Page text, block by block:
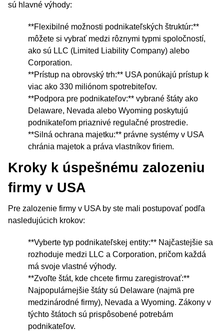
sú hlavné výhody:
**Flexibilné možnosti podnikateľských štruktúr:**
môžete si vybrať medzi rôznymi typmi spoločností,
ako sú LLC (Limited Liability Company) alebo
Corporation.
**Prístup na obrovský trh:** USA ponúkajú prístup k
viac ako 330 miliónom spotrebiteľov.
**Podpora pre podnikateľov:** vybrané štáty ako
Delaware, Nevada alebo Wyoming poskytujú
podnikateľom priaznivé regulačné prostredie.
**Silná ochrana majetku:** právne systémy v USA
chránia majetok a práva vlastníkov firiem.
Kroky k úspešnému zalozeniu
firmy v USA
Pre zalozenie firmy v USA by ste mali postupovať podľa
nasledujúcich krokov:
**Vyberte typ podnikateľskej entity:** Najčastejšie sa
rozhoduje medzi LLC a Corporation, pričom každá
má svoje vlastné výhody.
**Zvoľte štát, kde chcete firmu zaregistrovať:**
Najpopulárnejšie štáty sú Delaware (najmä pre
medzinárodné firmy), Nevada a Wyoming. Zákony v
týchto štátoch sú prispôsobené potrebám
podnikateľov.